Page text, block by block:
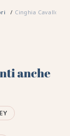
Cinghia Cavallo
anche